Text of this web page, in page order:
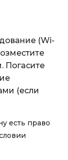
(Wi-
Погасите
(если
есть право